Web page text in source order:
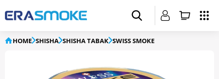
HOME SHISHA SHISHA TABAK SWISS SMOKE